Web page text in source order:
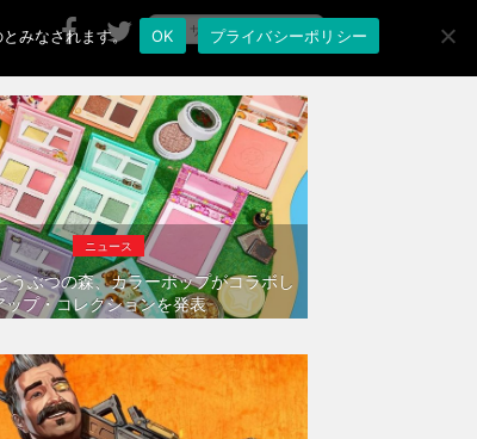
ニュース
うぶつの森、カラーポップがコラボし
プ・コレクションを発表
みなされます。 OK プライバシーポリシー